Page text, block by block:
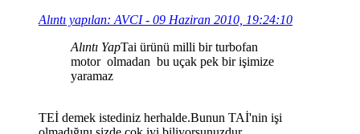
Alıntı yapılan: AVCI - 09 Haziran 2010, 19:24:10
Alıntı YapTai ürünü milli bir turbofan
motor olmadan bu uçak pek bir işimize
yaramaz
TEİ demek istediniz herhalde.Bunun TAİ'nin işi